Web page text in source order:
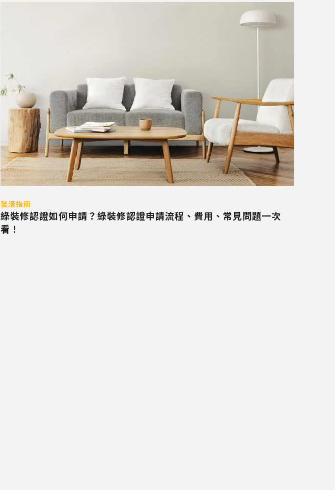
裝潢指南
綠裝修認證如何申請？綠裝修認證申請流程、費用、常見問題一次
看！